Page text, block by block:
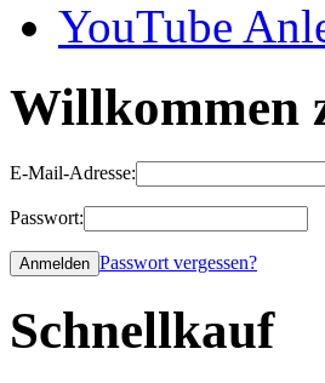
YouTube
Willkommen
E-Mail-Adresse:
Passwort:
Passwort vergessen?
Schnellkauf